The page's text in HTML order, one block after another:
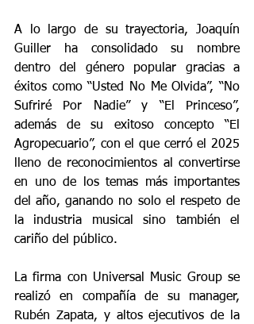
A lo largo de su trayectoria, Joaquín
Guiller ha consolidado su nombre
dentro del género popular gracias a
éxitos como “Usted No Me Olvida”, “No
Sufriré Por Nadie” y “El Princeso”,
además de su exitoso concepto “El
Agropecuario”, con el que cerró el 2025
lleno de reconocimientos al convertirse
en uno de los temas más importantes
del año, ganando no solo el respeto de
la industria musical sino también el
cariño del público.
La firma con Universal Music Group se
realizó en compañía de su manager,
Rubén Zapata, y altos ejecutivos de la